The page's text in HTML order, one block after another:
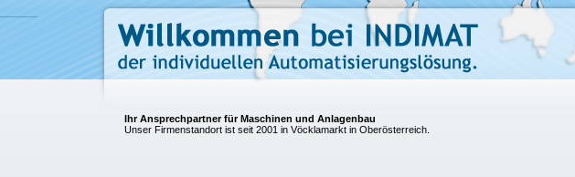
Ihr Ansprechpartner für Maschinen und Anlagenbau
Unser Firmenstandort ist seit 2001 in Vöcklamarkt in Oberösterreich.